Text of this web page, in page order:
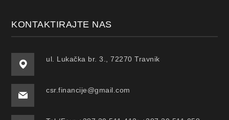
KONTAKTIRAJTE NAS
ul. Lukačka br. 3., 72270 Travnik
csr.financije@gmail.com